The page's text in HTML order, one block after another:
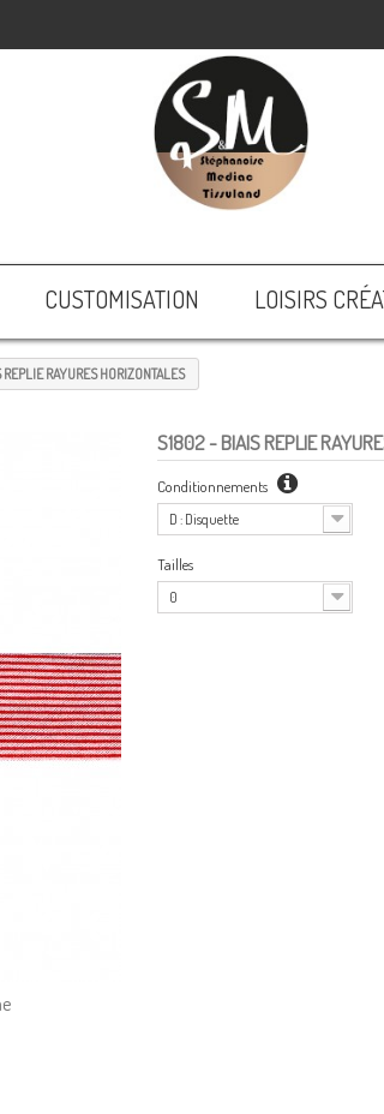
CUSTOMISATION LOISIRS
REPLIE RAYURES HORIZONTALES
S1802- BIAIS REPLIE
Conditionnements
D : Disquette
Tailles
0